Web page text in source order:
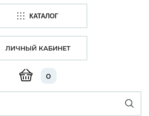
КАТАЛОГ
0
ЛИЧНЫЙ КАБИНЕТ